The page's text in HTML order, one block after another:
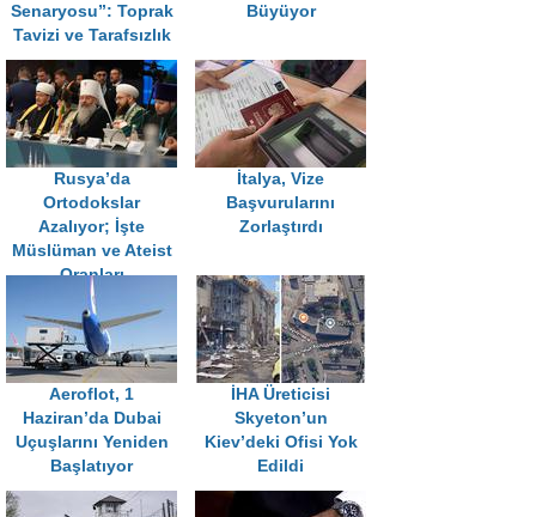
Senaryosu”: Toprak
Tavizi ve Tarafsızlık
Büyüyor
Rusya’da
Ortodokslar
Azalıyor; İşte
Müslüman ve Ateist
Oranları
İtalya, Vize
Başvurularını
Zorlaştırdı
Aeroflot, 1
Haziran’da Dubai
Uçuşlarını Yeniden
Başlatıyor
İHA Üreticisi
Skyeton’un
Kiev’deki Ofisi Yok
Edildi